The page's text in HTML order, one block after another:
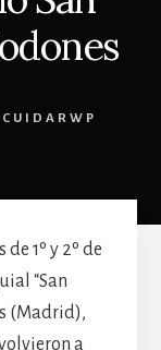
CUIDARWP
1º y 2º de
“San
(Madrid),
a